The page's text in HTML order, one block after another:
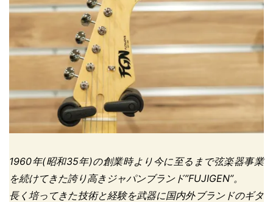
1960年(昭和35年)の創業時より今に至るまで弦楽器事業
を続けてきた誇り高きジャパンブランド”FUJIGEN”。
長く培ってきた技術と経験を武器に国内外ブランドのギタ